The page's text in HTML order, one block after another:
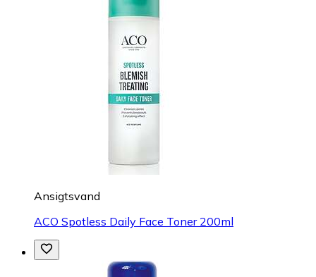
Ansigtsvand
ACO Spotless Daily Face Toner 200ml